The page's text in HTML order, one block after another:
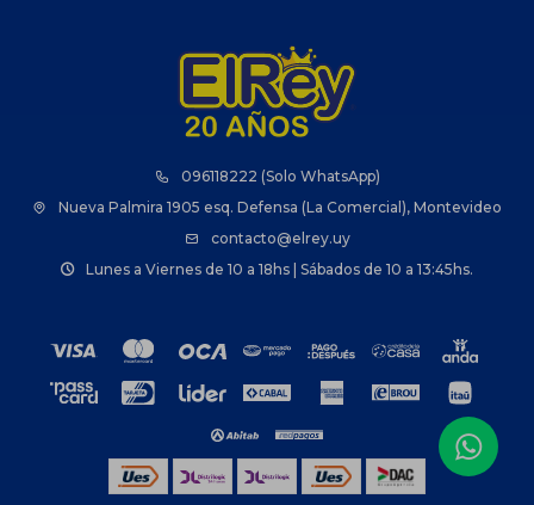
096118222 (Solo WhatsApp)
Nueva Palmira 1905 esq. Defensa (La Comercial), Montevideo
contacto@elrey.uy
Lunes a Viernes de 10 a 18hs | Sábados de 10 a 13:45hs.